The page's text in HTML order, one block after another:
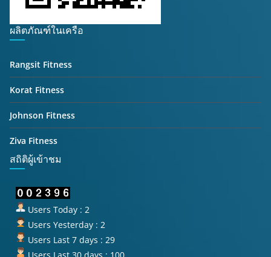
ผลิตภัณฑ์ในเครือ
Rangsit Fitness
Korat Fitness
Johnson Fitness
Ziva Fitness
สถิติผู้เข้าชม
Users Today : 2
Users Yesterday : 2
Users Last 7 days : 29